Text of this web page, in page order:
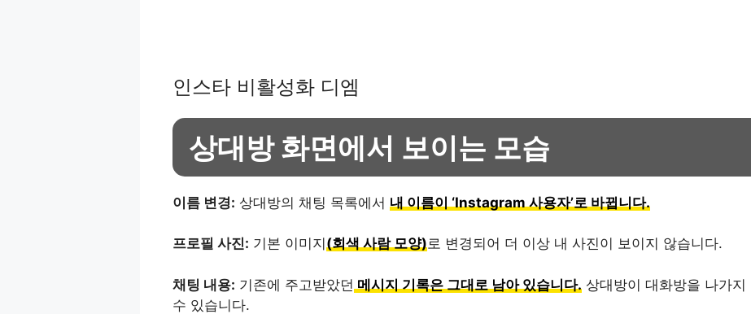
인스타 비활성화 디엠
상대방 화면에서 보이는 모습
이름 변경: 상대방의 채팅 목록에서 내 이름이 ‘Instagram 사용자’로 바뀝니다.
프로필 사진: 기본 이미지(회색 사람 모양)로 변경되어 더 이상 내 사진이 보이지 않습니다.
채팅 내용: 기존에 주고받았던 메시지 기록은 그대로 남아 있습니다. 상대방이 대화방을 나가
수 있습니다.